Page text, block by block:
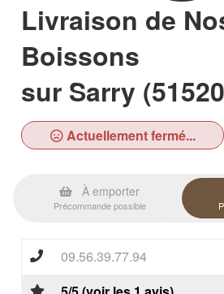
Livraison de
Boissons
sur Sarry
Actuellement fermé...
À emporter
Précommande possible
09.56.39.77.94